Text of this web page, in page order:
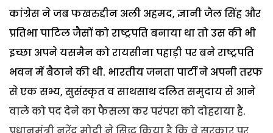
कांग्रेस ने जब फखरुद्दीन अली अहमद, ज्ञानी जैल सिंह और
प्रतिभा पाटिल जैसों को राष्ट्रपति बनाया था तो उस की भी
इच्छा अपने यसमैन को रायसीना पहाड़ी पर बने राष्ट्रपति
भवन में बैठाने की थी. भारतीय जनता पार्टी ने अपनी तरफ
से एक सभ्य, सुसंस्कृत व साथसाथ दलित समुदाय से आने
वाले को पद देने का फैसला कर परंपरा को दोहराया है.